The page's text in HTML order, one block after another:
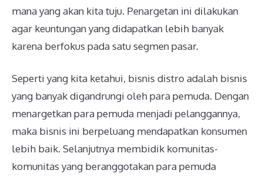
mana yang akan kita tuju. Penargetan ini dilakukan
agar keuntungan yang didapatkan lebih banyak
karena berfokus pada satu segmen pasar.
Seperti yang kita ketahui, bisnis distro adalah bisnis
yang banyak digandrungi oleh para pemuda. Dengan
menargetkan para pemuda menjadi pelanggannya,
maka bisnis ini berpeluang mendapatkan konsumen
lebih baik. Selanjutnya membidik komunitas-
komunitas yang beranggotakan para pemuda